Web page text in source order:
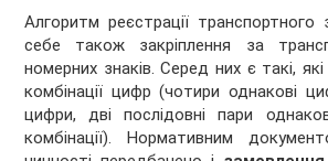
Алгоритм реєстрації
себе також закріплення за
номерних знаків. Серед них є такі, які
комбінації цифр (чотири однакові
цифри, дві послідовні пари
комбінації). Нормативним